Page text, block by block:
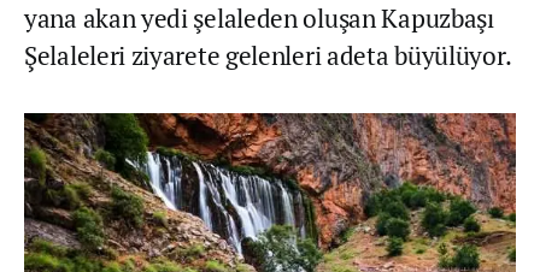
yana akan yedi şelaleden oluşan Kapuzbaşı
Şelaleleri ziyarete gelenleri adeta büyülüyor.